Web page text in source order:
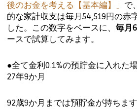
後のお金を考える【基本編】」 で
的な家計収支は毎月54,519円の赤
した。この数字をベースに、 毎月
ースで試算してみます。
●全て金利0.1%の預貯金に入れた
27年9か月
92歳9か月までは預貯金が持ちま